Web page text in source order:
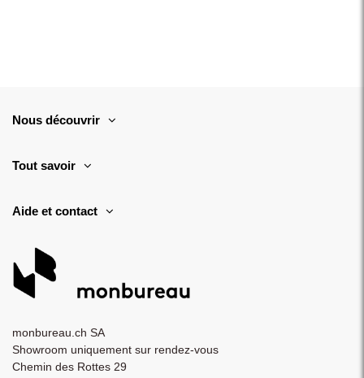
Nous découvrir
Tout savoir
Aide et contact
monbureau.ch SA
Showroom uniquement sur rendez-vous
Chemin des Rottes 29